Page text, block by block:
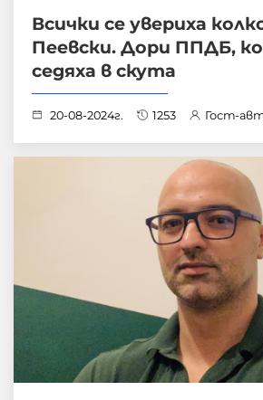
Всички се увериха
Пеевски. Дори ППДБ,
седяха в скута
20-08-2024г. 1253 Гост-